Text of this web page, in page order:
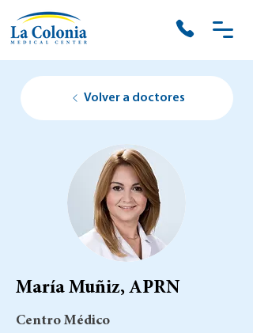
Volver a doctores
María Muñiz, APRN
Centro Médico